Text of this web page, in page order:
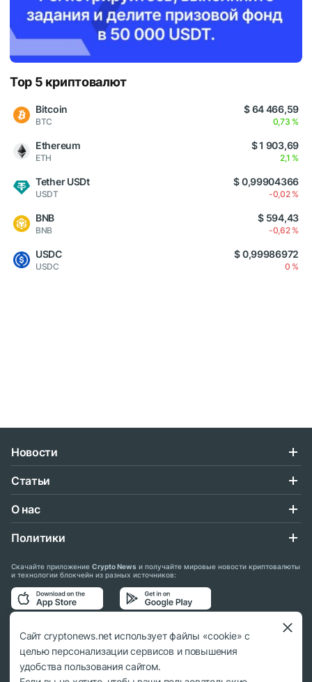
Top 5 криптовалют
Bitcoin
BTC
$ 64 466,59
0,73 %
Ethereum
ETH
$ 1 903,69
2,1 %
Tether USDt
USDT
$ 0,99904366
-0,02 %
BNB
BNB
$ 594,43
-0,62 %
USDC
USDC
$ 0,99986972
0 %
Новости
Статьи
О нас
Политики
Скачайте приложение Crypto News и получайте мировые новости криптовалюты
и технологии блокчейн из разных источников:
Подписывайтесь на нас в социальных сетях:
Сайт cryptonews.net использует файлы «cookie» с
целью персонализации сервисов и повышения
удобства пользования сайтом.